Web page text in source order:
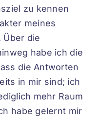
zu kennen
meines
Über die
habe ich die
die Antworten
in mir sind; ich
mehr Raum
habe gelernt mir